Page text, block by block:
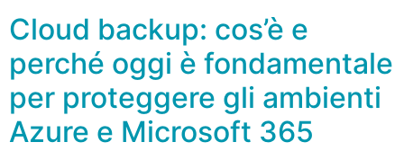
Cloud backup: cos’è e
perché oggi è fondamentale
per proteggere gli ambienti
Azure e Microsoft 365